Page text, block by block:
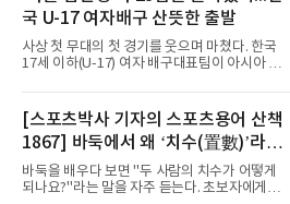
제패했고, 구단 역사상 처음으로 팀을 유럽축구
연맹(UEFA) 챔피언스리그 토너먼트에 올린 뒤
리그 2연패도 달성했다.아시아에서도 성과를 냈
다. 2023년 사우디아라비아 알아흘리로 옮겨
2024-2025시즌과 2025-2026시즌
국 U-17 여자배구 산뜻한 출발
사상 첫 무대의 첫 경기를 웃으며 마쳤다. 한국
17세 이하(U-17) 여자 배구대표팀이 아시아 챔
전을 승리로 장식했다.이승여 감독이 이끄는 한
국은 7일(한국시간) 칠레 로스 안데스의 리세오
믹스토 체육관에서 열린 2026 국제배구연맹
(FIVB) U-17 여자 세계선수권대회 조별리그 D조
1차전에서 푸에르토리코를 3-1(25-10 25-23
19-25 26-24)로 이겼다.승리의 중심에는 '리틀
김연경'으로 불리는 아웃사이드 히터 손서연(선
[스포츠박사 기자의 스포츠용어 산책
1867] 바둑에서 왜 ‘치수(置數)’라고
말할까
바둑을 배우다 보면 "두 사람의 치수가 어떻게
되나요?"라는 말을 자주 듣는다. 초보자에게는